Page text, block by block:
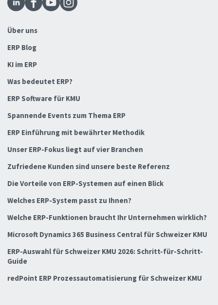
Über uns
ERP Blog
KI im ERP
Was bedeutet ERP?
ERP Software für KMU
Spannende Events zum Thema ERP
ERP Einführung mit bewährter Methodik
Unser ERP-Fokus liegt auf vier Branchen
Zufriedene Kunden sind unsere beste Referenz
Die Vorteile von ERP-Systemen auf einen Blick
Welches ERP-System passt zu Ihnen?
Welche ERP-Funktionen braucht Ihr Unternehmen wirklich?
Microsoft Dynamics 365 Business Central für Schweizer KMU
ERP-Auswahl für Schweizer KMU 2026: Schritt-für-Schritt-
Guide
redPoint ERP Prozessautomatisierung für Schweizer KMU